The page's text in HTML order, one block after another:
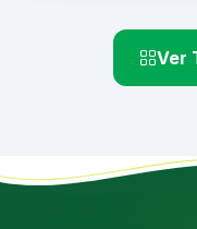
Ver